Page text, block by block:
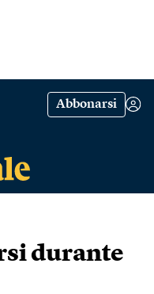
Abbonarsi
durante